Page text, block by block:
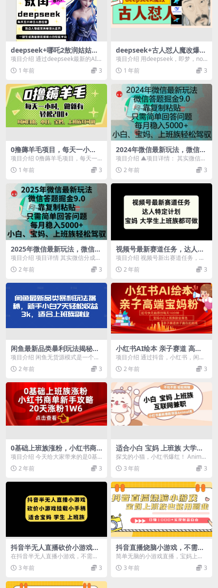
deepseek+哪吒2敖润姑姑走
秀+爆款视频 起号快 爆款多
每天五分钟 变现路子非常广
日入四位数 小白 宝妈 上班族
项目介绍 通过deepseek最新的AI
工具，轻松闭眼像呼吸一样简单，
就能生成优...
1 年前 3
deepseek+古人怼人魔改爆款
视频 起号快 爆款多 每天五
分钟 变现路子非常广 日入四
位数 小白 宝妈 上班族副业 都
项目介绍 用deepseek，即梦，noi
z,viggle,轻松生成图片，文案，...
1 年前 3
0撸薅羊毛项目，每天一小
时，做就有轻松200+，宝妈、
小白上班族均可做
项目介绍 0撸薅羊毛项目，每天一
小时，做就有轻松200+，宝妈、小
白上班族均做 ...
1 年前 3
2024年微信最新玩法，微信答
题掘金9.0玩法出炉，靠复制粘
贴，只需简单回答问题，每月
稳入5000+，刚进军自媒体小
项目介绍 ▲项目详情： 其实微信分
成计划，就是通过解答他人提出的
问题来赚钱。通常...
2 年前 3
2025年微信最新玩法，微信答
题掘金9.0玩法出炉，靠复制粘
贴，只需简单回答问题，每月
稳入5000+，刚进军自媒体小
项目介绍 项目详情 其实微信分成计
划，就是通过解答他人提出的问题
来赚钱。通常，平...
2 年前 3
视频号最新赛道任务，达人特
定计划，宝妈、大学生、上班
族皆可做
项目介绍 视频号新出赛道任务，为
了拉动全平台的流量，单独更新出
来的达人特定任务计...
2 年前 3
闲鱼最新品类暴利玩法揭秘，
新手小白7天轻松赚3000+，适
合上班族副业
项目介绍 闲鱼无货源模式是一个无
需囤货、低门槛的副业项目，非常
适合新手小白。 今...
2 年前 3
小红书AI绘本 亲子赛道 高端
宝妈粉 起号快 五分钟无脑原
创 小白 宝妈 上班族副业 无脑
冲 轻松玩赚副业
项目介绍 通过抖音，小红书，闲鱼
等平台，发布更新笔记图文或短视
频，引流到私域卖素...
2 年前 3
0基础上班族涨粉，小红书商
单新手攻略，20天涨粉1.6w
项目介绍 今天给大家带来的是0基
础 上班族也可以20天涨粉1.6W 小
红书商单接...
2 年前 3
适合小白 宝妈 上班族 大学生
互联网兼职 小红书爆款项目A
nimal秀，月入1W
探戈的小猫，小红书爆红！ Animal
秀，小红书上的明星项目，每次发
布都轻松收获...
3 年前 3
抖音半无人直播砍价小游戏，
挂载游戏小手柄， 适合宝妈
学生 上班族
在抖音半无人直播小游戏，不需要
真人出镜， 选择目前比较火的砍价
系列小游戏， 挂载...
3 年前 3
抖音直播烧脑小游戏，不需要
找话题聊天，宝妈上班族也能
用副业日赚1000
简单无脑的小游戏直播，宝妈上班
族都可以做。 不需要主动找话题聊
天，装着过不去引导...
3 年前 3